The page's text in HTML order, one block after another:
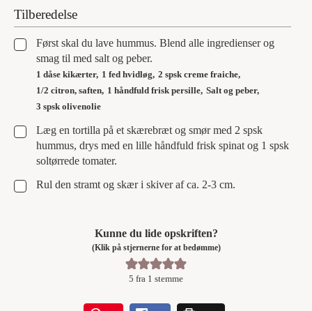
Tilberedelse
▢
Først skal du lave hummus. Blend alle ingredienser og
smag til med salt og peber.
1 dåse kikærter, 1 fed hvidløg, 2 spsk creme fraiche,
1/2 citron, saften, 1 håndfuld frisk persille, Salt og peber,
3 spsk olivenolie
▢
Læg en tortilla på et skærebræt og smør med 2 spsk
hummus, drys med en lille håndfuld frisk spinat og 1 spsk
soltørrede tomater.
▢
Rul den stramt og skær i skiver af ca. 2-3 cm.
Kunne du lide opskriften?
(Klik på stjernerne for at bedømme)
5 fra 1 stemme